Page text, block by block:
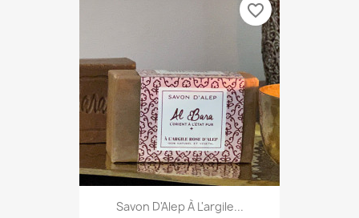
Savon D'Alep À L'argile...
favorite_border